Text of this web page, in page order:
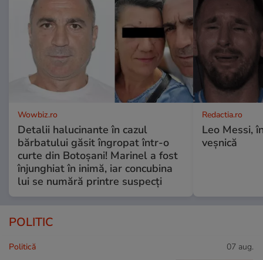
Wowbiz.ro
Detalii halucinante în cazul
bărbatului găsit îngropat într-o
curte din Botoșani! Marinel a fost
înjunghiat în inimă, iar concubina
lui se numără printre suspecți
Redactia.ro
Leo Messi,
veșnică
POLITIC
Politică 07 aug.